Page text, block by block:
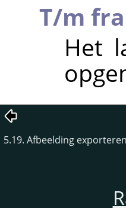
T/m
Het
5.19. Afbeelding exporteren